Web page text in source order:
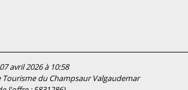
avril 2026 à 10:58
Tourisme du Champsaur Valgaudemar